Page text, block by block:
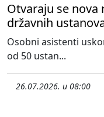
Otvaraju se nova
državnih
Osobni asistenti
od 50 ustan...
26.07.2026. u 08:00